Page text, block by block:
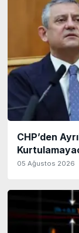
CHP’den
05 Ağustos 2026